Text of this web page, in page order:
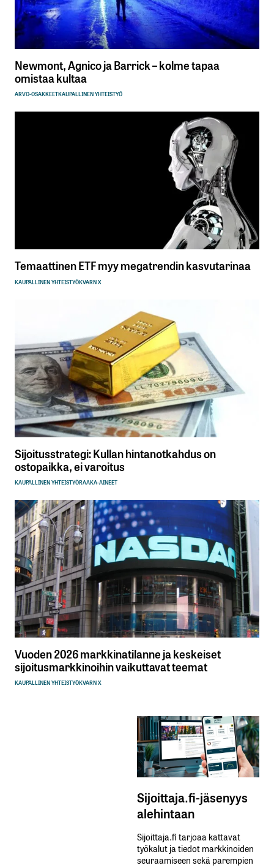
Newmont, Agnico ja Barrick – kolme tapaa
omistaa kultaa
ARVO-OSAKKEETKAUPALLINEN YHTEISTYÖ
Temaattinen ETF myy megatrendin kasvutarinaa
KAUPALLINEN YHTEISTYÖKVARN X
Sijoitusstrategi: Kullan hintanotkahdus on
ostopaikka, ei varoitus
KAUPALLINEN YHTEISTYÖRAAKA-AINEET
Vuoden 2026 markkinatilanne ja keskeiset
sijoitusmarkkinoihin vaikuttavat teemat
KAUPALLINEN YHTEISTYÖKVARN X
Sijoittaja.fi-jäsenyys
alehintaan
Sijoittaja.fi tarjoaa kattavat
työkalut ja tiedot markkinoiden
seuraamiseen sekä parempien